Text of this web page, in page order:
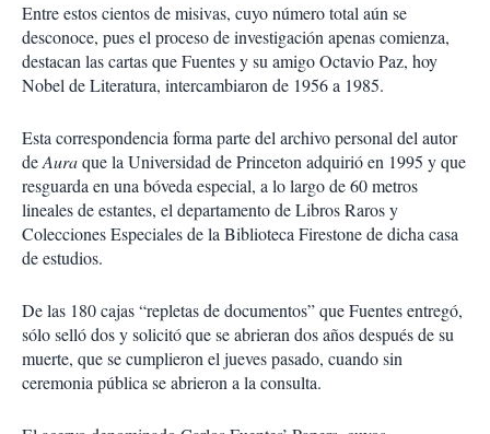
Entre estos cientos de misivas, cuyo número total aún se
desconoce, pues el proceso de investigación apenas comienza,
destacan las cartas que Fuentes y su amigo Octavio Paz, hoy
Nobel de Literatura, intercambiaron de 1956 a 1985.
Esta correspondencia forma parte del archivo personal del autor
deAuraque la Universidad de Princeton adquirió en 1995 y que
resguarda en una bóveda especial, a lo largo de 60 metros
lineales de estantes, el departamento de Libros Raros y
Colecciones Especiales de la Biblioteca Firestone de dicha casa
de estudios.
De las 180 cajas “repletas de documentos” que Fuentes entregó,
sólo selló dos y solicitó que se abrieran dos años después de su
muerte, que se cumplieron el jueves pasado, cuando sin
ceremonia pública se abrieron a la consulta.